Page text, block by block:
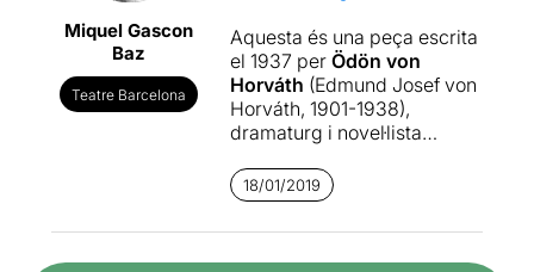
Miquel Gascon
Baz
Teatre Barcelona
Aquesta és una peça escrita
el 1937 per Ödön von
Horváth (Edmund Josef von
Horváth, 1901-1938),
dramaturg i novel·lista
París, on va morir el mateix
any de la seva arribada a
causa d'un accident.Tota la
18/01/2019